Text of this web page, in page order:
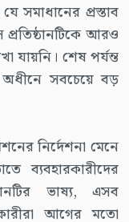
সমাধানের প্রস্তাব
আরও
যায়নি। শেষ পর্যন্ত
সবচেয়ে বড়
নির্দেশনা মেনে
ব্যবহারকারীদের
ভাষ্য, এসব
আগের মতো